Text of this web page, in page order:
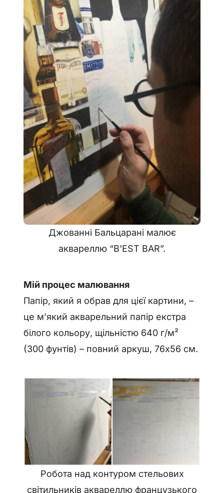
Джованні Бальцарані малює
аквареллю “B'EST BAR”.
Мій процес малювання
Папір, який я обрав для цієї картини, –
це м’який акварельний папір екстра
білого кольору, щільністю 640 г/м²
(300 фунтів) – повний аркуш, 76x56 см.
Робота над контуром стельових
світильників аквареллю французького